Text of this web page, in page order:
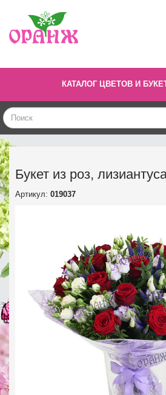
КАТАЛОГ ЦВЕТОВ И
Букет из роз,
Артикул: 019037